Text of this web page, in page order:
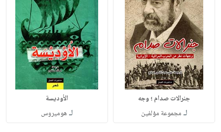
جنرالات صدام ؛ وجه
لـ مجموعة مؤلفين
الأوديسة
لـ هوميروس